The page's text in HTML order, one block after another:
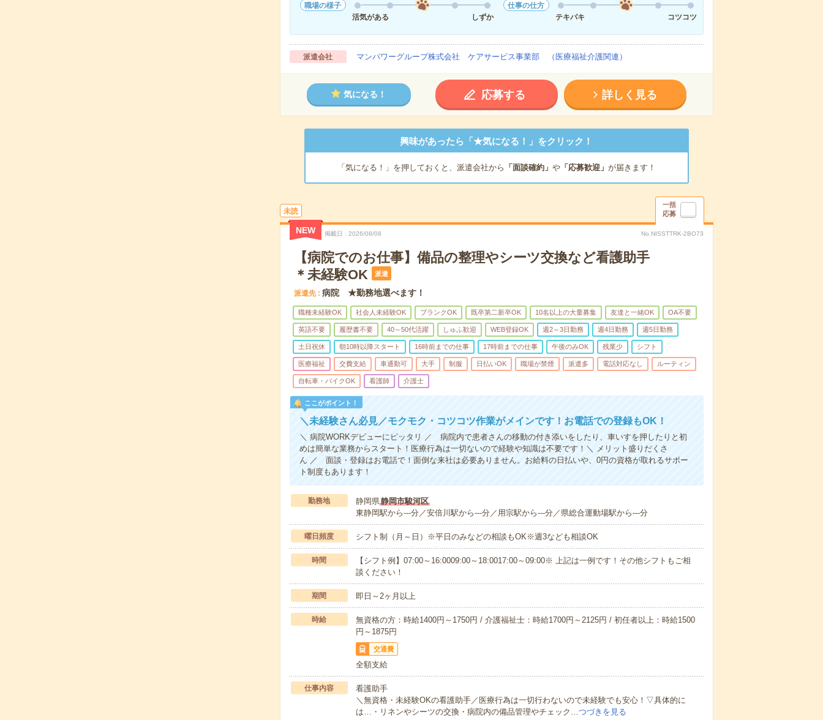
職場の様子
活気がある
しずか
仕事の仕方
テキパキ
コツコツ
派遣会社 マンパワーグループ株式会社 ケアサービス事業部 （医療福祉介護関連）
気になる！ 応募する 詳しく見る
興味があったら「★気になる！」をクリック！
「気になる！」を押しておくと、派遣会社から 「面談確約」 や「応募歓迎」 が届きます！
未読
一括
応募
NEW 掲載日 2026/08/08 No.NISSTTRK-2BO73
【病院でのお仕事】備品の整理やシーツ交換など看護助手
＊未経験OK
派遣
派遣先 病院 ★勤務地選べます！
職種未経験OK 社会人未経験OK ブランクOK 既卒第二新卒OK 10名以上の大量募集 友達と一緒OK OA不要
英語不要 履歴書不要 40～50代活躍 しゅふ歓迎 WEB登録OK 週2～3日勤務 週4日勤務 週5日勤務
土日祝休 朝10時以降スタート 16時前までの仕事 17時前までの仕事 午後のみOK 残業少 シフト
医療福祉 交費支給 車通勤可 大手 制服 日払いOK 職場が禁煙 派遣多 電話対応なし ルーティン
自転車・バイクOK 看護師 介護士
ここがポイント！
＼未経験さん必見／モクモク・コツコツ作業がメインです！お電話での登録もOK！
＼ 病院WORKデビューにピッタリ ／ 病院内で患者さんの移動の付き添いをしたり、車いすを押したりと初
めは簡単な業務からスタート！医療行為は一切ないので経験や知識は不要です！＼ メリット盛りだくさ
ん ／ 面談・登録はお電話で！面倒な来社は必要ありません。お給料の日払いや、0円の資格が取れるサポー
ト制度もあります！
勤務地 静岡県静岡市駿河区
東静岡駅から---分／安倍川駅から---分／用宗駅から---分／県総合運動場駅から---分
曜日頻度 シフト制（月～日）※平日のみなどの相談もOK※週3なども相談OK
時間
【シフト例】07:00～16:0009:00～18:0017:00～09:00※ 上記は一例です！その他シフトもご相
談ください！
期間 即日～2ヶ月以上
時給
無資格の方：時給1400円～1750円 / 介護福祉士：時給1700円～2125円 / 初任者以上：時給1500
円～1875円
交通費
全額支給
仕事内容
看護助手
＼無資格・未経験OKの看護助手／医療行為は一切行わないので未経験でも安心！▽具体的に
は…・リネンやシーツの交換・病院内の備品管理やチェック…つづきを見る